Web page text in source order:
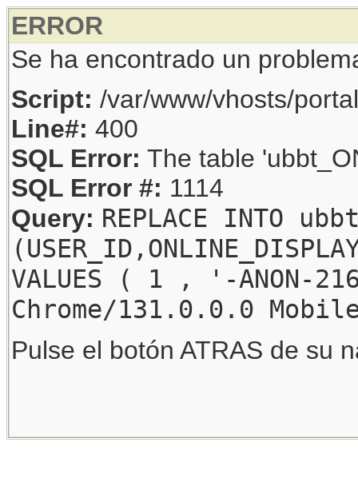
ERROR
Se ha encontrado un
Script: /var/www/vhosts/
Line#: 400
SQL Error: The table
SQL Error #: 1114
Query: REPLACE INTO
VALUES ( 1 , '-
Chrome/131.0.0.0
Pulse el botón ATRAS de su